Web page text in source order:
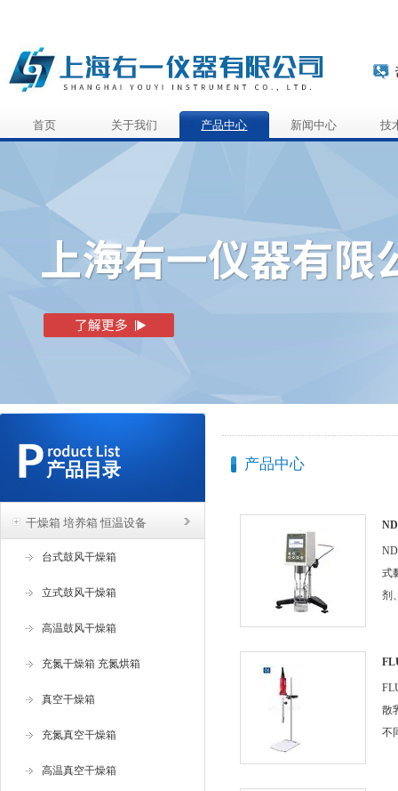
首页 关于我们 产品中心 新闻中心 技
产品目录
干燥箱 培养箱 恒温设备
台式鼓风干燥箱
立式鼓风干燥箱
高温鼓风干燥箱
充氮干燥箱 充氮烘箱
真空干燥箱
充氮真空干燥箱
高温真空干燥箱
产品中心
式
式
剂
度
作
来
散
散
不